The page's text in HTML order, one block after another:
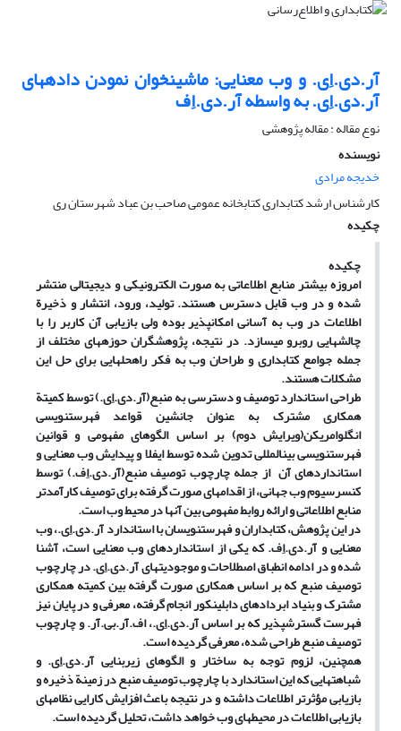
آر.دی.اِی. و وب معنایی: ماشین‎خوان نمودن داده‎های
آر.دی.اِی. به واسطه آر.دی.اِف
نوع مقاله : مقاله پژوهشی
نویسنده
خدیجه مرادی
کارشناس ارشد کتابداری کتابخانه عمومی صاحب بن عباد شهرستان ری
چکیده
چکیده
امروزه بیشتر منابع اطلاعاتی به صورت الکترونیکی و دیجیتالی منتشر
شده و در وب قابل دسترس هستند. تولید، ورود، انتشار و ذخیرة
اطلاعات در وب به آسانی امکانپذیر بوده ولی بازیابی آنکاربر را با
چالشهایی روبرو میسازد. در نتیجه، پژوهشگران حوزههای مختلف از
جمله جوامع کتابداری و طراحان وب به فکر راهحلهایی برای حل این
مشکلات هستند.
طراحی استاندارد توصیف و دسترسی به منبع(آر.دی.اِی.) توسط کمیتة
همکاری مشترک به عنوان جانشین قواعد فهرستنویسی
انگلوامریکن(ویرایش دوم) بر اساس الگوهای مفهومی و قوانین
فهرستنویسی بینالمللی تدوین شده توسط ایفلا و پیدایش وب معنایی و
استانداردهای آن از جمله چارچوب توصیف منبع(آر.دی.اِف.) توسط
کنسرسیوم وب جهانی، از اقدامهای صورت گرفته برای توصیف کارآمدتر
منابع اطلاعاتی و ارائه روابط مفهومی بین آنهادر محیط وب است.
در این پژوهش، کتابداران و فهرستنویسان با استاندارد آر.دی.اِی.، وب
معنایی و آر.دی.اِف. که یکی از استانداردهای وب معنایی است، آشنا
شده و در ادامه انطباق اصطلاحات و موجودیتهای آر.دی.اِی. در چارچوب
توصیف منبع که بر اساس همکاری صورت گرفته بین کمیته همکاری
مشترک و بنیاد ابردادهای دابلینکور انجام گرفته، معرفی و در پایان نیز
فهرستگسترشپذیر که بر اساس آر.دی.اِی.، اف.آر.بی.آر. و چارچوب
توصیف منبع طراحی شده، معرفی گردیده است.
همچنین، لزوم توجه به ساختار و الگوهای زیربنایی آر.دی.اِی. و
شباهتهایی که این استاندارد با چارچوب توصیف منبع در زمینة ذخیره و
بازیابی مؤثرتر اطلاعات داشته و در نتیجه باعث افزایش کارایی نظامهای
بازیابی اطلاعات در محیطهای وب خواهد داشت، تحلیل گردیده است.